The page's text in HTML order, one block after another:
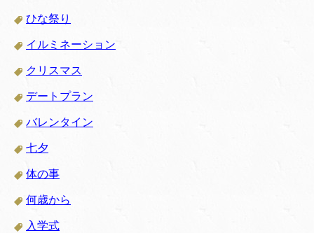
ひな祭り
イルミネーション
クリスマス
デートプラン
バレンタイン
七夕
体の事
何歳から
入学式